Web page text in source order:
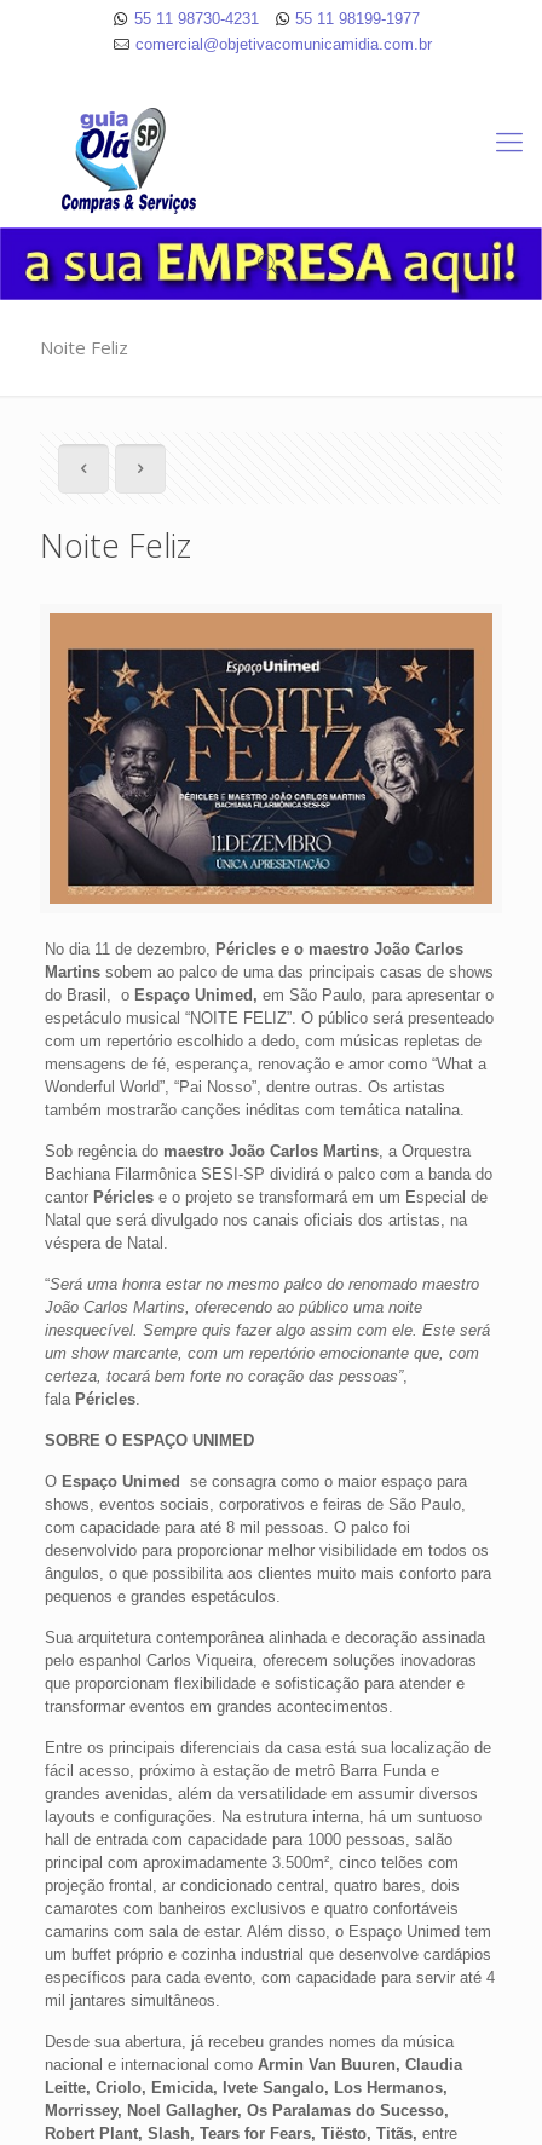
55 11 98730-4231
55 11 98199-1977
comercial@objetivacomunicamidia.com.br
Noite Feliz
Noite Feliz
No dia 11 de dezembro,
Péricles e o maestro João Carlos
Martinssobem ao palco de uma das principais casas de shows
do Brasil, o Espaço Unimed, em São Paulo, para apresentar o
espetáculo musical “NOITE FELIZ”. O público será presenteado
com um repertório escolhido a dedo, com músicas repletas de
mensagens de fé, esperança, renovação e amor como “What a
Wonderful World”, “Pai Nosso”, dentre outras. Os artistas
também mostrarão canções inéditas com temática natalina.
Sob regência do maestro João Carlos Martins, a Orquestra
Bachiana Filarmônica SESI-SP dividirá o palco com a banda do
cantor Péricles e o projeto se transformará em um Especial de
Natal que será divulgado nos canais oficiais dos artistas, na
véspera de Natal.
“Será uma honra estar no mesmo palco do renomado maestro
João Carlos Martins, oferecendo ao público uma noite
inesquecível. Sempre quis fazer algo assim com ele. Este será
um show marcante, com um repertório emocionante que, com
certeza, tocará bem forte no coração das pessoas”,
fala Péricles.
SOBRE O ESPAÇO UNIMED
OEspaço Unimed
se consagra como o maior espaço para
shows, eventos sociais, corporativos e feiras de São Paulo,
com capacidade para até 8 mil pessoas. O palco foi
desenvolvido para proporcionar melhor visibilidade em todos os
ângulos, o que possibilita aos clientes muito mais conforto para
pequenos e grandes espetáculos.
Sua arquitetura contemporânea alinhada e decoração assinada
pelo espanhol Carlos Viqueira, oferecem soluções inovadoras
que proporcionam flexibilidade e sofisticação para atender e
transformar eventos em grandes acontecimentos.
Entre os principais diferenciais da casa está sua localização de
fácil acesso, próximo à estação de metrô Barra Funda e
grandes avenidas, além da versatilidade em assumir diversos
layouts e configurações. Na estrutura interna, há um suntuoso
hall de entrada com capacidade para 1000 pessoas, salão
principal com aproximadamente 3.500m², cinco telões com
projeção frontal, ar condicionado central, quatro bares, dois
camarotes com banheiros exclusivos e quatro confortáveis
camarins com sala de estar. Além disso, o Espaço Unimed tem
um buffet próprio e cozinha industrial que desenvolve cardápios
específicos para cada evento, com capacidade para servir até 4
mil jantares simultâneos.
Desde sua abertura, já recebeu grandes nomes da música
nacional e internacional como Armin Van Buuren, Claudia
Leitte, Criolo, Emicida, Ivete Sangalo, Los Hermanos,
Morrissey, Noel Gallagher, Os Paralamas do Sucesso,
Robert Plant, Slash, Tears for Fears, Tiësto, Titãs, entre